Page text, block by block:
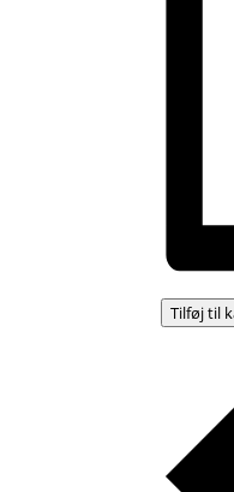
Tilføj til